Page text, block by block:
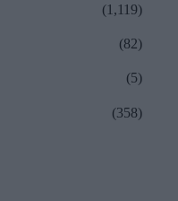
(1,119)
(82)
(5)
(358)